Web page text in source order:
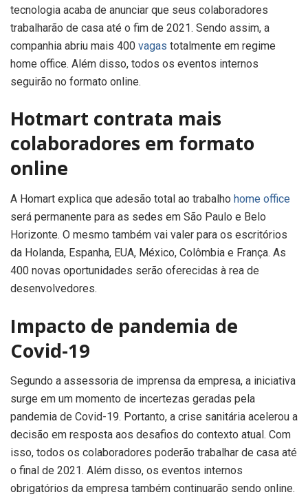
tecnologia acaba de anunciar que seus colaboradores
trabalharão de casa até o fim de 2021. Sendo assim, a
companhia abriu mais 400 vagas totalmente em regime
home office. Além disso, todos os eventos internos
seguirão no formato online.
Hotmart contrata mais
colaboradores em formato
online
A Homart explica que adesão total ao trabalho home office
será permanente para as sedes em São Paulo e Belo
Horizonte. O mesmo também vai valer para os escritórios
da Holanda, Espanha, EUA, México, Colômbia e França. As
400 novas oportunidades serão oferecidas à rea de
desenvolvedores.
Impacto de pandemia de
Covid-19
Segundo a assessoria de imprensa da empresa, a iniciativa
surge em um momento de incertezas geradas pela
pandemia de Covid-19. Portanto, a crise sanitária acelerou a
decisão em resposta aos desafios do contexto atual. Com
isso, todos os colaboradores poderão trabalhar de casa até
o final de 2021. Além disso, os eventos internos
obrigatórios da empresa também continuarão sendo online.